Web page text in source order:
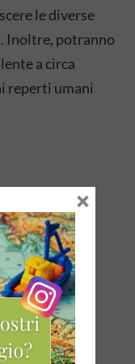
le diverse
Inoltre, potranno
a circa
reperti umani
×